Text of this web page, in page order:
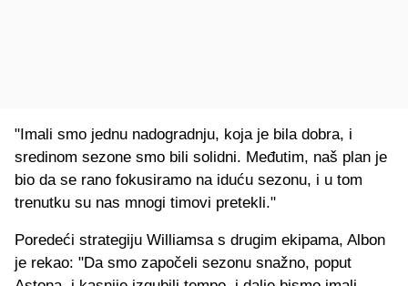
"Imali smo jednu nadogradnju, koja je bila dobra, i
sredinom sezone smo bili solidni. Međutim, naš plan je
bio da se rano fokusiramo na iduću sezonu, i u tom
trenutku su nas mnogi timovi pretekli."
Poredeći strategiju Williamsa s drugim ekipama, Albon
je rekao: "Da smo započeli sezonu snažno, poput